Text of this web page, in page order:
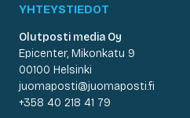
YHTEYSTIEDOT
Olutposti media Oy
Epicenter, Mikonkatu 9
00100 Helsinki
juomaposti@juomaposti.fi
+358 40 218 41 79